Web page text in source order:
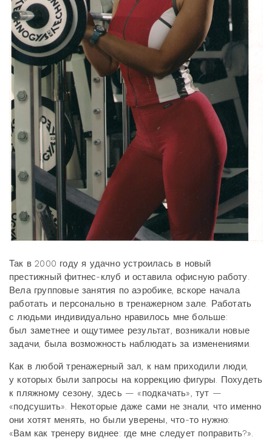
Так в 2000 году я удачно устроилась в новый
престижный фитнес-клуб и оставила офисную работу.
Вела групповые занятия по аэробике, вскоре начала
работать и персонально в тренажерном зале. Работать
с людьми индивидуально нравилось мне больше:
был заметнее и ощутимее результат, возникали новые
задачи, была возможность наблюдать за изменениями.
Как в любой тренажерный зал, к нам приходили люди,
у которых были запросы на коррекцию фигуры. Похудеть
к пляжному сезону, здесь — «подкачать», тут —
«подсушить». Некоторые даже сами не знали, что именно
они хотят менять, но были уверены, что-то нужно:
«Вам как тренеру виднее: где мне следует поправить?».